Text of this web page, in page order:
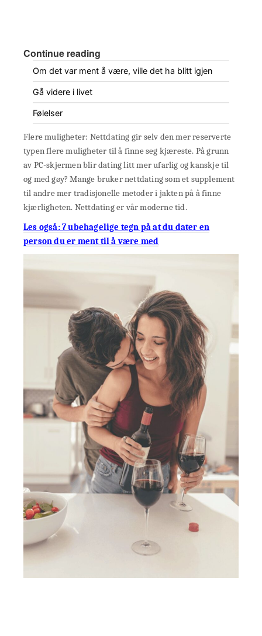
Continue reading
Om det var ment å være, ville det ha blitt igjen
Gå videre i livet
Følelser
Flere muligheter: Nettdating gir selv den mer reserverte
typen flere muligheter til å finne seg kjæreste. På grunn
av PC-skjermen blir dating litt mer ufarlig og kanskje til
og med gøy? Mange bruker nettdating som et supplement
til andre mer tradisjonelle metoder i jakten på å finne
kjærligheten. Nettdating er vår moderne tid.
Les også: 7 ubehagelige tegn på at du dater en
person du er ment til å være med